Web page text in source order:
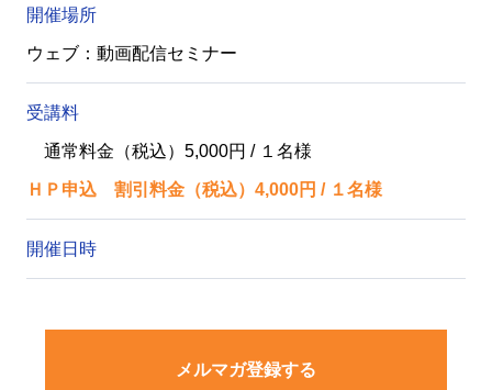
開催場所
ウェブ：動画配信セミナー
受講料
通常料金（税込）5,000円 / １名様
ＨＰ申込 割引料金（税込）4,000円 / １名様
開催日時
メルマガ登録する